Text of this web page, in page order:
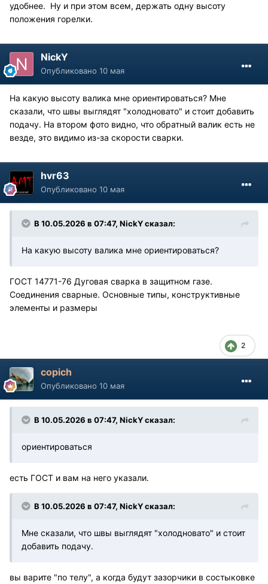
удобнее. Ну и при этом всем, держать одну высоту
положения горелки.
NickY
Опубликовано 10 мая
На какую высоту валика мне ориентироваться? Мне
сказали, что швы выглядят "холодновато" и стоит добавить
подачу. На втором фото видно, что обратный валик есть не
везде, это видимо из-за скорости сварки.
hvr63
Опубликовано 10 мая
В 10.05.2026 в 07:47, NickYсказал:
На какую высоту валика мне ориентироваться?
ГОСТ 14771-76 Дуговая сварка в защитном газе.
Соединения сварные. Основные типы, конструктивные
элементы и размеры
2
copich
Опубликовано 10 мая
В 10.05.2026 в 07:47, NickYсказал:
ориентироваться
есть ГОСТ и вам на него указали.
В 10.05.2026 в 07:47, NickYсказал:
Мне сказали, что швы выглядят "холодновато" и стоит
добавить подачу.
вы варите "по телу", а когда будут зазорчики в состыковке